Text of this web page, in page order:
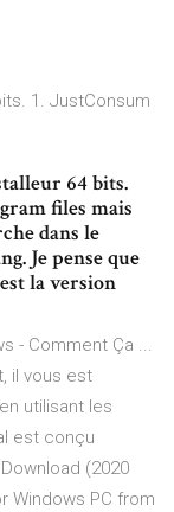
1. JustConsum
64 bits.
files mais
dans le
Je pense que
la version
- Comment Ça ...
il vous est
utilisant les
est conçu
(2020
Windows PC from